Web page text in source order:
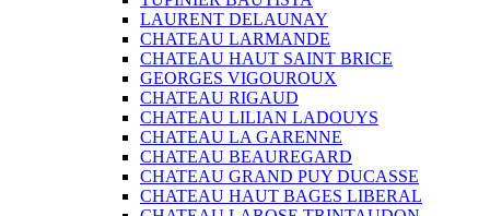
LAURENT DELAUNAY
CHATEAU LARMANDE
CHATEAU HAUT SAINT BRICE
GEORGES VIGOUROUX
CHATEAU RIGAUD
CHATEAU LILIAN LADOUYS
CHATEAU LA GARENNE
CHATEAU BEAUREGARD
CHATEAU GRAND PUY DUCASSE
CHATEAU HAUT BAGES LIBERAL